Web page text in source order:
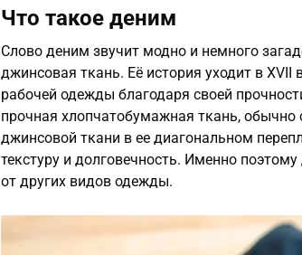
Что такое деним
Слово деним звучит модно и немного
джинсовая ткань. Её история уходит в
рабочей одежды благодаря своей
прочная хлопчатобумажная ткань, обычно
джинсовой ткани в ее диагональном
текстуру и долговечность. Именно
от других видов одежды.